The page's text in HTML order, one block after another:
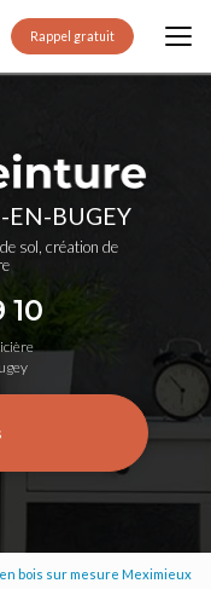
Rappel gratuit
EN-BUGEY
sol, création de
10
bois sur mesure Meximieux